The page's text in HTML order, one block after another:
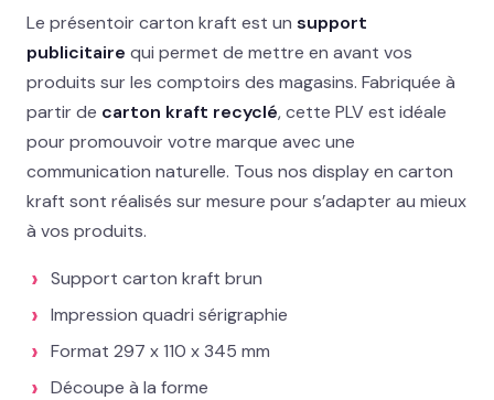
Solutions métiers
Réalisations
Blog
Contact
02 78 77 53 93
Le présentoir carton kraft est un support
publicitaire qui permet de mettre en avant vos
produits sur les comptoirs des magasins. Fabriquée à
partir de carton kraft recyclé, cette PLV est idéale
pour promouvoir votre marque avec une
communication naturelle. Tous nos display en carton
kraft sont réalisés sur mesure pour s’adapter au mieux
à vos produits.
Support carton kraft brun
Impression quadri sérigraphie
Format 297 x 110 x 345 mm
Découpe à la forme